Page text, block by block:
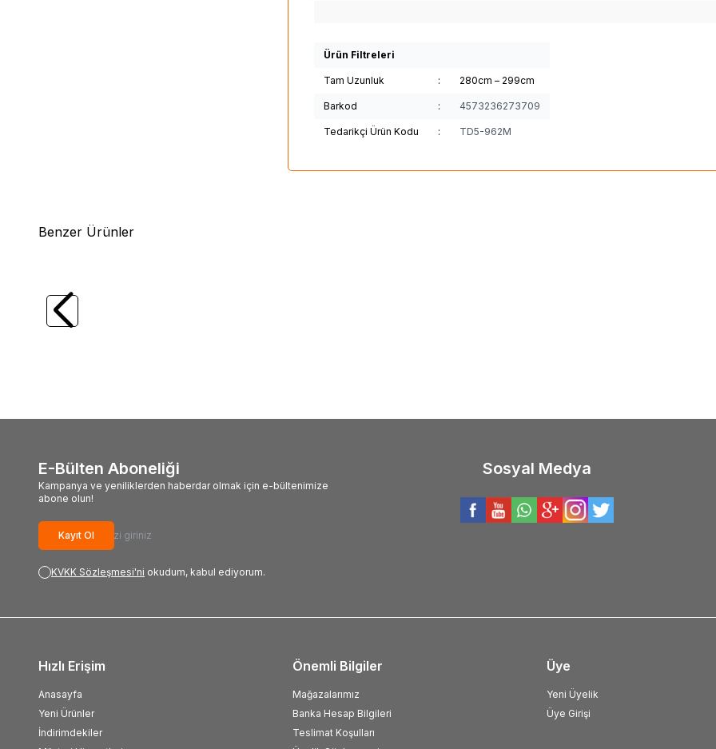
Ürün Filtreleri
Tam Uzunluk : 280cm – 299cm
Barkod : 4573236273709
Tedarikçi Ürün Kodu : TD5-962M
Benzer Ürünler
Daiwa
2.44m 7-28gr
E-Bülten Aboneliği
Kampanya ve yeniliklerden haberdar olmak için e-bültenimize
abone olun!
Kayıt Ol
KVKK Sözleşmesi'ni okudum, kabul ediyorum.
Sosyal Medya
Hızlı Erişim
Anasayfa
Yeni Ürünler
İndirimdekiler
Önemli Bilgiler
Mağazalarımız
Banka Hesap Bilgileri
Teslimat Koşulları
Üye
Yeni Üyelik
Üye Girişi